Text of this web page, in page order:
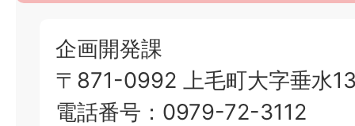
企画開発課
〒871-0992 上毛町大字垂水
電話番号：0979-72-3112